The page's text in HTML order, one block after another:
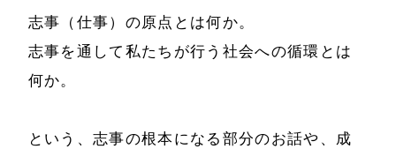
ホーム
代表プロフィール
志事（仕事）の原点とは何か。
志事を通して私たちが行う社会への循環とは
何か。
という、志事の根本になる部分のお話や、成